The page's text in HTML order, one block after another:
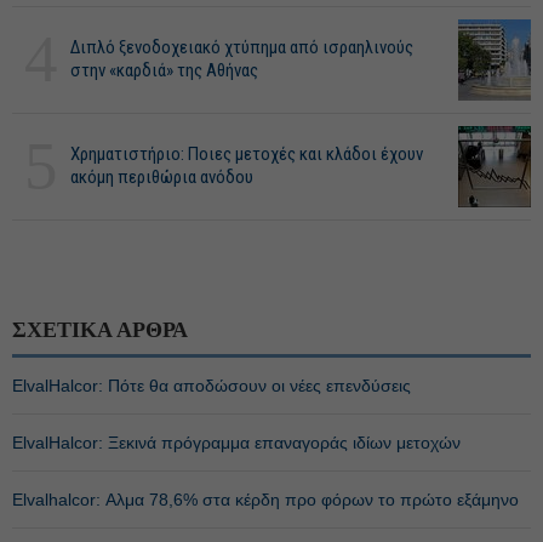
Διπλό ξενοδοχειακό χτύπημα από ισραηλινούς
στην «καρδιά» της Αθήνας
Χρηματιστήριο: Ποιες μετοχές και κλάδοι έχουν
ακόμη περιθώρια ανόδου
ΣΧΕΤΙΚΑ ΑΡΘΡΑ
ElvalHalcor: Πότε θα αποδώσουν οι νέες επενδύσεις
ElvalHalcor: Ξεκινά πρόγραμμα επαναγοράς ιδίων μετοχών
Elvalhalcor: Αλμα 78,6% στα κέρδη προ φόρων το πρώτο εξάμηνο